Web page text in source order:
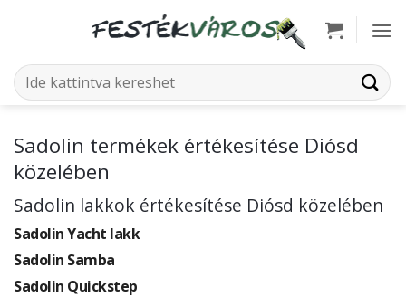
Keresés
a
Sadolin termékek értékesítése Diósd
közelében
Sadolin lakkok értékesítése Diósd közelében
Sadolin Yacht lakk
Sadolin Samba
Sadolin Quickstep